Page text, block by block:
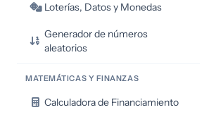
Loterías, Datos y Monedas
Generador de números
aleatorios
MATEMÁTICAS Y FINANZAS
Calculadora de Financiamiento